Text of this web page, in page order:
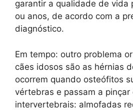
garantir a qualidade de vida
ou anos, de acordo com a
diagnóstico.
Em tempo: outro problema
cães idosos são as hérnias
ocorrem quando osteófitos
vértebras e passam a pinçar
intervertebrais: almofadas